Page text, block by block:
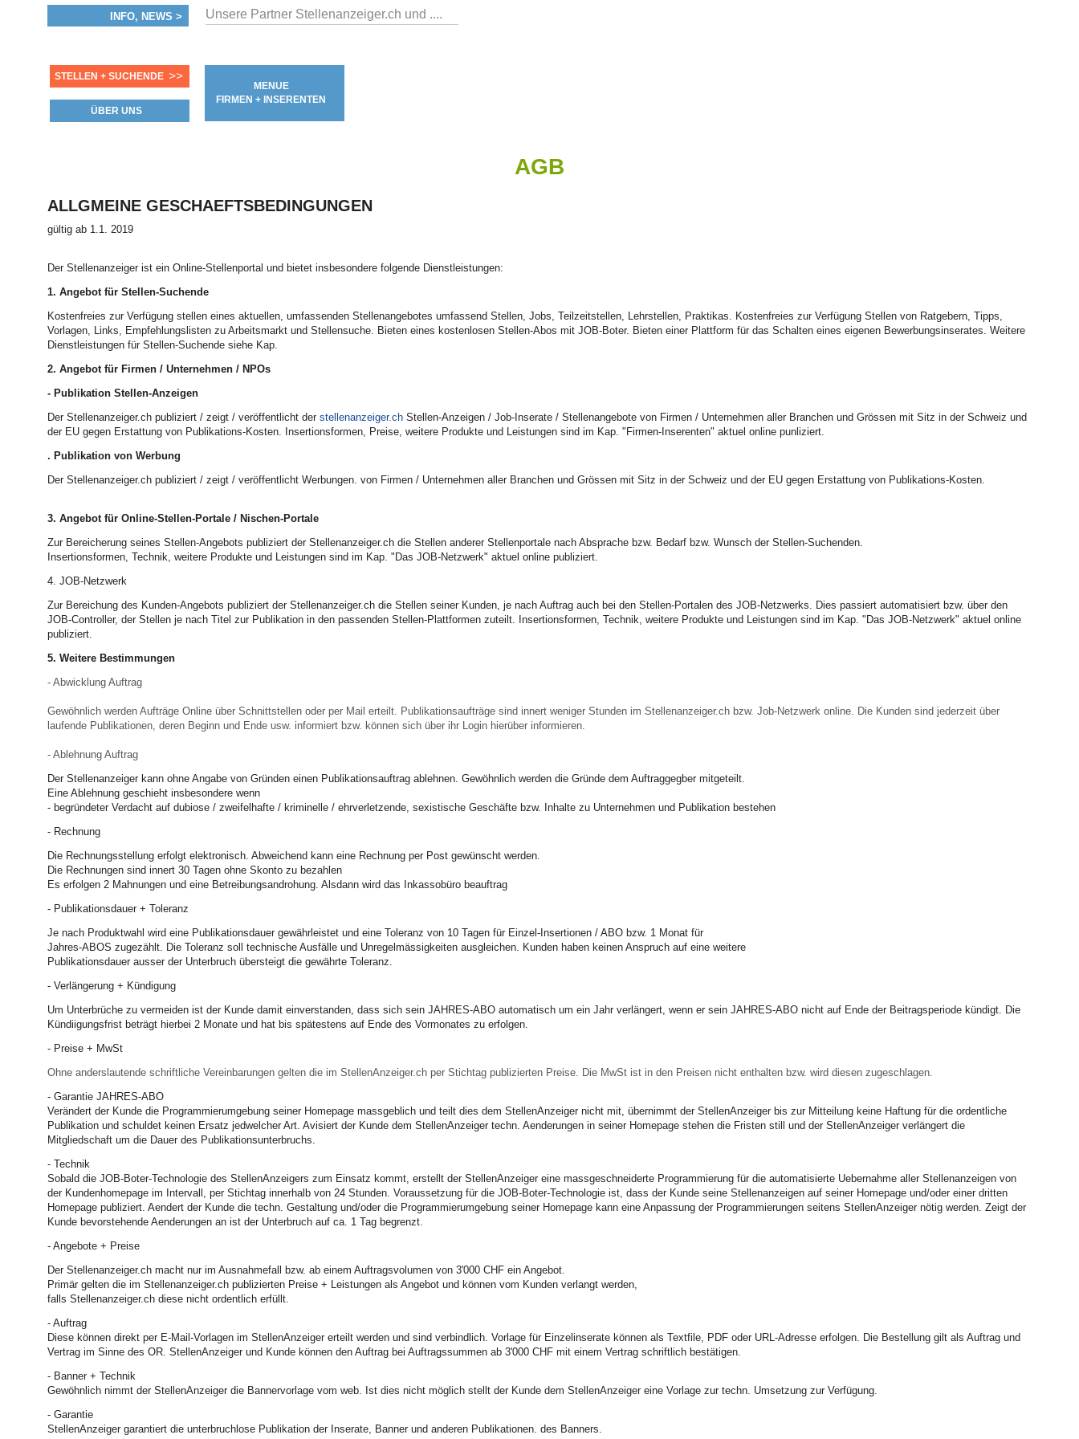
INFO, NEWS > Unsere Partner Stellenanzeiger.ch und ....
STELLEN + SUCHENDE >>
ÜBER UNS
MENUE
FIRMEN + INSERENTEN
AGB
ALLGMEINE GESCHAEFTSBEDINGUNGEN
gültig ab 1.1. 2019
Der Stellenanzeiger ist ein Online-Stellenportal und bietet insbesondere folgende Dienstleistungen:
1. Angebot für Stellen-Suchende
Kostenfreies zur Verfügung stellen eines aktuellen, umfassenden Stellenangebotes umfassend Stellen, Jobs, Teilzeitstellen, Lehrstellen, Praktikas. Kostenfreies zur Verfügung Stellen von Ratgebern, Tipps,
Vorlagen, Links, Empfehlungslisten zu Arbeitsmarkt und Stellensuche. Bieten eines kostenlosen Stellen-Abos mit JOB-Boter. Bieten einer Plattform für das Schalten eines eigenen Bewerbungsinserates. Weitere
Dienstleistungen für Stellen-Suchende siehe Kap.
2. Angebot für Firmen / Unternehmen / NPOs
- Publikation Stellen-Anzeigen
Der Stellenanzeiger.ch publiziert / zeigt / veröffentlicht der stellenanzeiger.chStellen-Anzeigen / Job-Inserate / Stellenangebote von Firmen / Unternehmen aller Branchen und Grössen mit Sitz in der Schweiz und
der EU gegen Erstattung von Publikations-Kosten. Insertionsformen, Preise, weitere Produkte und Leistungen sind im Kap. "Firmen-Inserenten" aktuel online punliziert.
. Publikation von Werbung
Der Stellenanzeiger.ch publiziert / zeigt / veröffentlicht Werbungen. von Firmen / Unternehmen aller Branchen und Grössen mit Sitz in der Schweiz und der EU gegen Erstattung von Publikations-Kosten.
3. Angebot für Online-Stellen-Portale / Nischen-Portale
Zur Bereicherung seines Stellen-Angebots publiziert der Stellenanzeiger.ch die Stellen anderer Stellenportale nach Absprache bzw. Bedarf bzw. Wunsch der Stellen-Suchenden.
Insertionsformen, Technik, weitere Produkte und Leistungen sind im Kap. "Das JOB-Netzwerk" aktuel online publiziert.
4. JOB-Netzwerk
Zur Bereichung des Kunden-Angebots publiziert der Stellenanzeiger.ch die Stellen seiner Kunden, je nach Auftrag auch bei den Stellen-Portalen des JOB-Netzwerks. Dies passiert automatisiert bzw. über den
JOB-Controller, der Stellen je nach Titel zur Publikation in den passenden Stellen-Plattformen zuteilt. Insertionsformen, Technik, weitere Produkte und Leistungen sind im Kap. "Das JOB-Netzwerk" aktuel online
publiziert.
5. Weitere Bestimmungen
- Abwicklung Auftrag
Gewöhnlich werden Aufträge Online über Schnittstellen oder per Mail erteilt. Publikationsaufträge sind innert weniger Stunden im Stellenanzeiger.ch bzw. Job-Netzwerk online. Die Kunden sind jederzeit über
laufende Publikationen, deren Beginn und Ende usw. informiert bzw. können sich über ihr Login hierüber informieren.
- Ablehnung Auftrag
Der Stellenanzeiger kann ohne Angabe von Gründen einen Publikationsauftrag ablehnen. Gewöhnlich werden die Gründe dem Auftraggegber mitgeteilt.
Eine Ablehnung geschieht insbesondere wenn
- begründeter Verdacht auf dubiose / zweifelhafte / kriminelle / ehrverletzende, sexistische Geschäfte bzw. Inhalte zu Unternehmen und Publikation bestehen
- Rechnung
Die Rechnungsstellung erfolgt elektronisch. Abweichend kann eine Rechnung per Post gewünscht werden.
Die Rechnungen sind innert 30 Tagen ohne Skonto zu bezahlen
Es erfolgen 2 Mahnungen und eine Betreibungsandrohung. Alsdann wird das Inkassobüro beauftrag
- Publikationsdauer + Toleranz
Je nach Produktwahl wird eine Publikationsdauer gewährleistet und eine Toleranz von 10 Tagen für Einzel-Insertionen / ABO bzw. 1 Monat für
Jahres-ABOS zugezählt. Die Toleranz soll technische Ausfälle und Unregelmässigkeiten ausgleichen. Kunden haben keinen Anspruch auf eine weitere
Publikationsdauer ausser der Unterbruch übersteigt die gewährte Toleranz.
- Verlängerung + Kündigung
Um Unterbrüche zu vermeiden ist der Kunde damit einverstanden, dass sich sein JAHRES-ABO automatisch um ein Jahr verlängert, wenn er sein JAHRES-ABO nicht auf Ende der Beitragsperiode kündigt. Die
Kündiigungsfrist beträgt hierbei 2 Monate und hat bis spätestens auf Ende des Vormonates zu erfolgen.
- Preise + MwSt
Ohne anderslautende schriftliche Vereinbarungen gelten die im StellenAnzeiger.ch per Stichtag publizierten Preise. Die MwSt ist in den Preisen nicht enthalten bzw. wird diesen zugeschlagen.
- Garantie JAHRES-ABO
Verändert der Kunde die Programmierumgebung seiner Homepage massgeblich und teilt dies dem StellenAnzeiger nicht mit, übernimmt der StellenAnzeiger bis zur Mitteilung keine Haftung für die ordentliche
Publikation und schuldet keinen Ersatz jedwelcher Art. Avisiert der Kunde dem StellenAnzeiger techn. Aenderungen in seiner Homepage stehen die Fristen still und der StellenAnzeiger verlängert die
Mitgliedschaft um die Dauer des Publikationsunterbruchs.
- Technik
Sobald die JOB-Boter-Technologie des StellenAnzeigers zum Einsatz kommt, erstellt der StellenAnzeiger eine massgeschneiderte Programmierung für die automatisierte Uebernahme aller Stellenanzeigen von
der Kundenhomepage im Intervall, per Stichtag innerhalb von 24 Stunden. Voraussetzung für die JOB-Boter-Technologie ist, dass der Kunde seine Stellenanzeigen auf seiner Homepage und/oder einer dritten
Homepage publiziert. Aendert der Kunde die techn. Gestaltung und/oder die Programmierumgebung seiner Homepage kann eine Anpassung der Programmierungen seitens StellenAnzeiger nötig werden. Zeigt der
Kunde bevorstehende Aenderungen an ist der Unterbruch auf ca. 1 Tag begrenzt.
- Angebote + Preise
Der Stellenanzeiger.ch macht nur im Ausnahmefall bzw. ab einem Auftragsvolumen von 3'000 CHF ein Angebot.
Primär gelten die im Stellenanzeiger.ch publizierten Preise + Leistungen als Angebot und können vom Kunden verlangt werden,
falls Stellenanzeiger.ch diese nicht ordentlich erfüllt.
- Auftrag
Diese können direkt per E-Mail-Vorlagen im StellenAnzeiger erteilt werden und sind verbindlich. Vorlage für Einzelinserate können als Textfile, PDF oder URL-Adresse erfolgen. Die Bestellung gilt als Auftrag und
Vertrag im Sinne des OR. StellenAnzeiger und Kunde können den Auftrag bei Auftragssummen ab 3'000 CHF mit einem Vertrag schriftlich bestätigen.
- Banner + Technik
Gewöhnlich nimmt der StellenAnzeiger die Bannervorlage vom web. Ist dies nicht möglich stellt der Kunde dem StellenAnzeiger eine Vorlage zur techn. Umsetzung zur Verfügung.
- Garantie
StellenAnzeiger garantiert die unterbruchlose Publikation der Inserate, Banner und anderen Publikationen. des Banners.